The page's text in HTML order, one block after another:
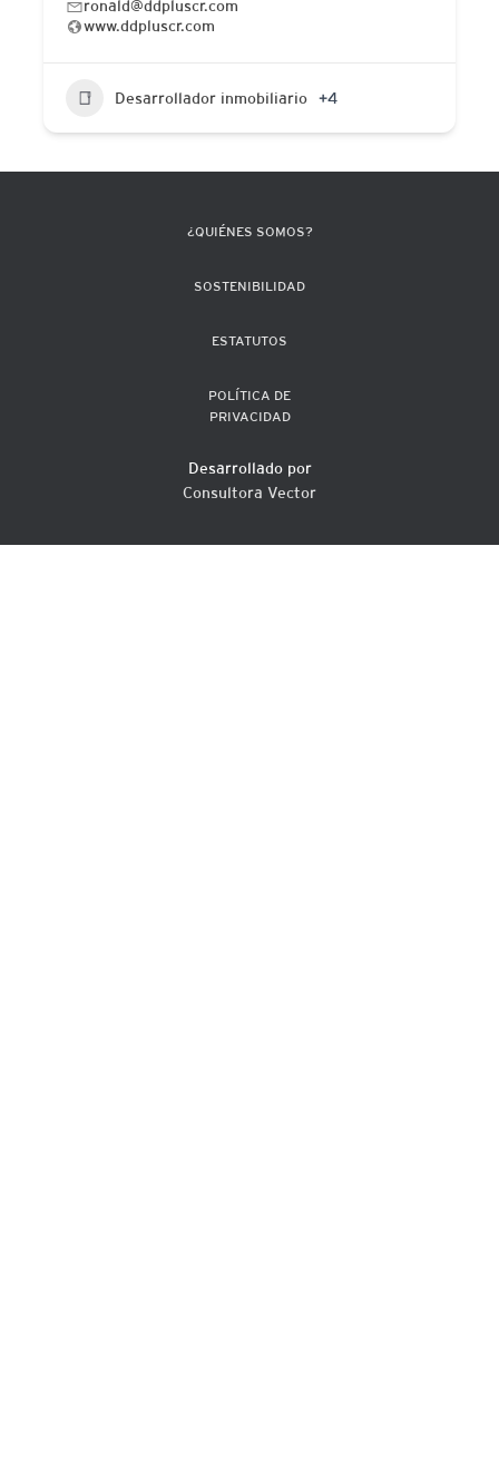
ronald@ddpluscr.com
www.ddpluscr.com
Desarrollador inmobiliario +4
¿QUIÉNES SOMOS?
SOSTENIBILIDAD
ESTATUTOS
POLÍTICA DE
PRIVACIDAD
Desarrollado por
Consultora Vector